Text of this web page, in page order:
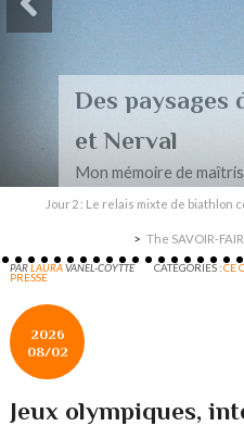
Des paysages
et Nerval
Mon mémoire de
Jour 2 : Le relais mixte de biathlon
The SAVOIR-
PARLAURAVANEL-COYTTE CATÉGORIES :CE
PRESSE
2026
08/02
Jeux olympiques,